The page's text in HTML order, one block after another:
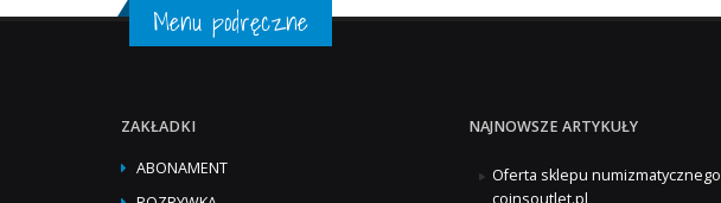
Menu podręczne
ZAKŁADKI
ABONAMENT
NAJNOWSZE ARTYKUŁY
Oferta sklepu numizmatycznego
coinsoutlet.pl